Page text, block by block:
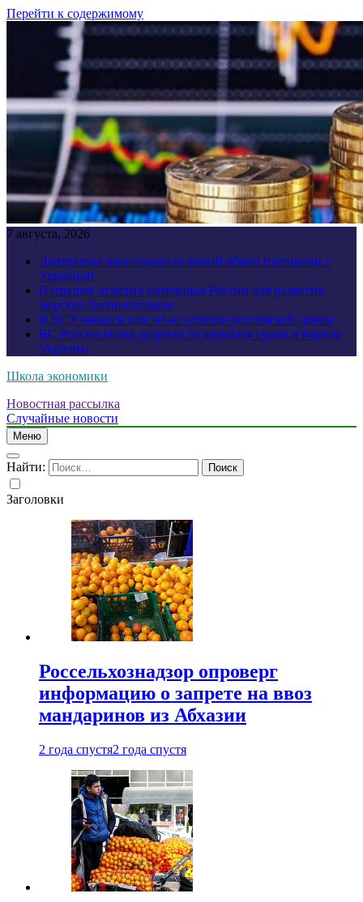
Перейти к содержимому
7 августа, 2026
Лантратова анонсировала новый обмен пленными с
Украиной
Патрушев отметил потенциал России для развития
морских беспилотников
В ВСУ начался хаос из-за успехов российской армии
ВС России вновь ударили по морским судам и портам
Украины
Школа экономики
Новостная рассылка
Случайные новости
Меню
Найти:
Заголовки
Россельхознадзор опроверг
информацию о запрете на ввоз
мандаринов из Абхазии
2 года спустя2 года спустя